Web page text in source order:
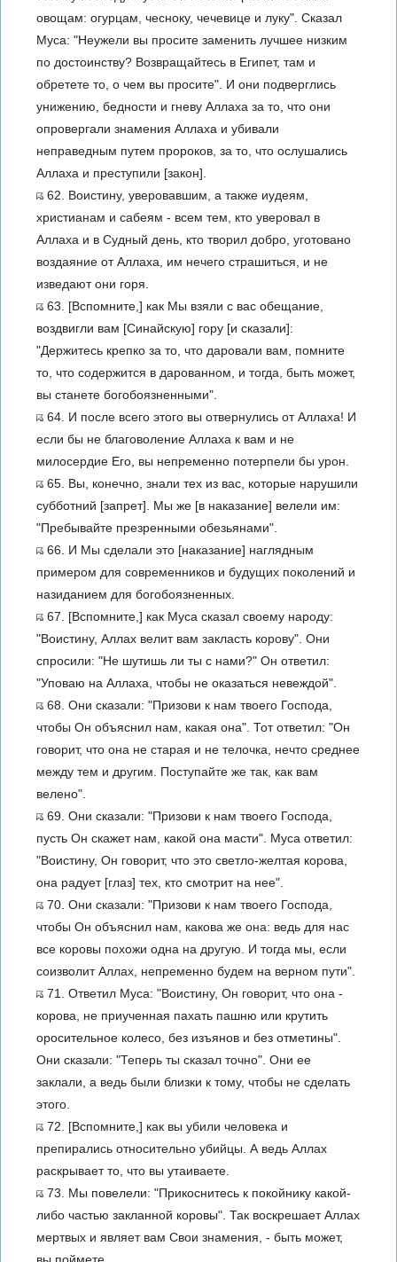
овощам: огурцам, чесноку, чечевице и луку". Сказал
Муса: "Неужели вы просите заменить лучшее низким
по достоинству? Возвращайтесь в Египет, там и
обретете то, о чем вы просите". И они подверглись
унижению, бедности и гневу Аллаха за то, что они
опровергали знамения Аллаха и убивали
неправедным путем пророков, за то, что ослушались
Аллаха и преступили [закон].
62. Воистину, уверовавшим, а также иудеям,
христианам и сабеям - всем тем, кто уверовал в
Аллаха и в Судный день, кто творил добро, уготовано
воздаяние от Аллаха, им нечего страшиться, и не
изведают они горя.
63. [Вспомните,] как Мы взяли с вас обещание,
воздвигли вам [Синайскую] гору [и сказали]:
"Держитесь крепко за то, что даровали вам, помните
то, что содержится в дарованном, и тогда, быть может,
вы станете богобоязненными".
64. И после всего этого вы отвернулись от Аллаха! И
если бы не благоволение Аллаха к вам и не
милосердие Его, вы непременно потерпели бы урон.
65. Вы, конечно, знали тех из вас, которые нарушили
субботний [запрет]. Мы же [в наказание] велели им:
"Пребывайте презренными обезьянами".
66. И Мы сделали это [наказание] наглядным
примером для современников и будущих поколений и
назиданием для богобоязненных.
67. [Вспомните,] как Муса сказал своему народу:
"Воистину, Аллах велит вам закласть корову". Они
спросили: "Не шутишь ли ты с нами?" Он ответил:
"Уповаю на Аллаха, чтобы не оказаться невеждой".
68. Они сказали: "Призови к нам твоего Господа,
чтобы Он объяснил нам, какая она". Тот ответил: "Он
говорит, что она не старая и не телочка, нечто среднее
между тем и другим. Поступайте же так, как вам
велено".
69. Они сказали: "Призови к нам твоего Господа,
пусть Он скажет нам, какой она масти". Муса ответил:
"Воистину, Он говорит, что это светло-желтая корова,
она радует [глаз] тех, кто смотрит на нее".
70. Они сказали: "Призови к нам твоего Господа,
чтобы Он объяснил нам, какова же она: ведь для нас
все коровы похожи одна на другую. И тогда мы, если
соизволит Аллах, непременно будем на верном пути".
71. Ответил Муса: "Воистину, Он говорит, что она -
корова, не приученная пахать пашню или крутить
оросительное колесо, без изъянов и без отметины".
Они сказали: "Теперь ты сказал точно". Они ее
заклали, а ведь были близки к тому, чтобы не сделать
этого.
72. [Вспомните,] как вы убили человека и
препирались относительно убийцы. А ведь Аллах
раскрывает то, что вы утаиваете.
73. Мы повелели: "Прикоснитесь к покойнику какой-
либо частью закланной коровы". Так воскрешает Аллах
мертвых и являет вам Свои знамения, - быть может,